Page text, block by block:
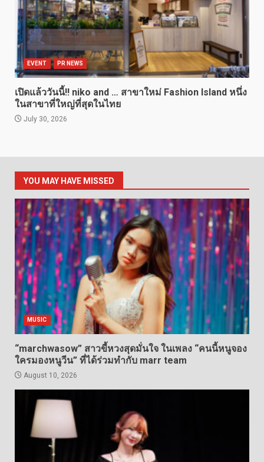
EVENT PR NEWS
เปิดแล้ววันนี้!! niko and … สาขาใหม่ Fashion Island หนึ่ง
ในสาขาที่ใหญ่ที่สุดในไทย
July 30, 2026
YOU MAY HAVE MISSED
MUSIC
“marchwasow” สาวขี้หวงสุดมั่นใจ ในเพลง “คนนี้หนูจอง
ใครมองหนูวีน” ที่ได้ร่วมทำกับ marr team
August 10, 2026